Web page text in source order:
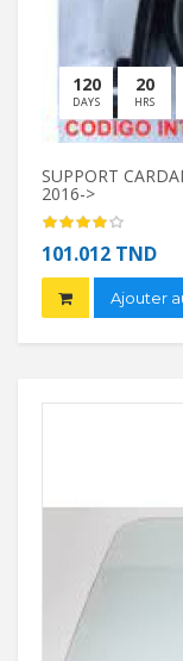
120
DAYS
20
HRS
SUPPORT
2016->
101.012 TND
Ajouter